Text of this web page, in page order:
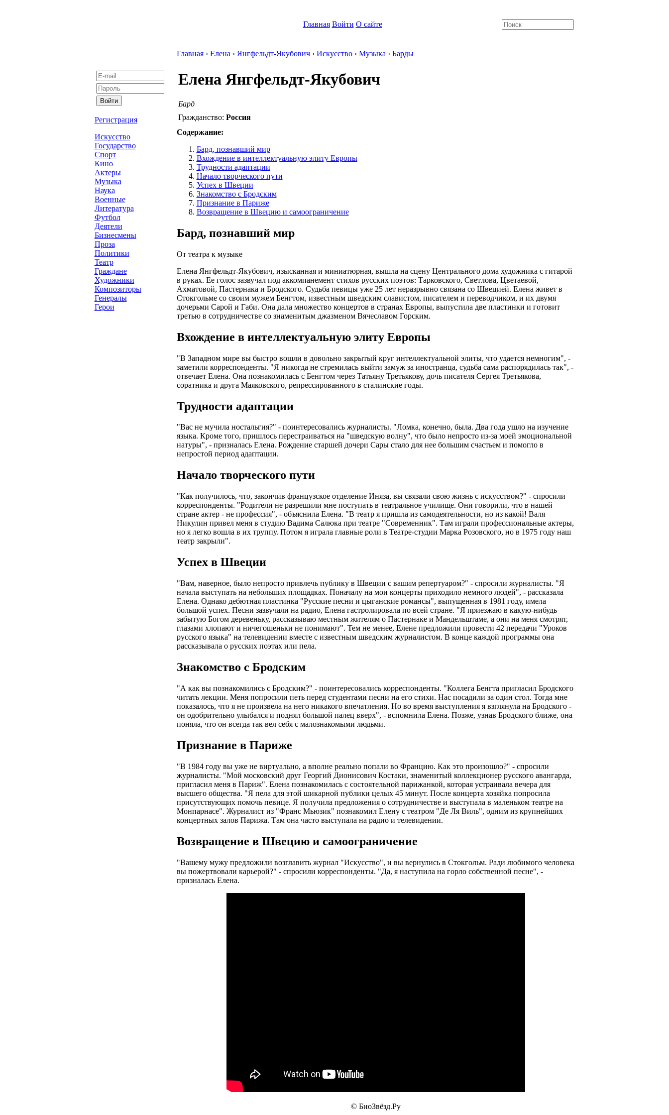
Главная Войти О сайте
Регистрация
Искусство
Государство
Спорт
Кино
Актеры
Музыка
Наука
Военные
Литература
Футбол
Деятели
Бизнесмены
Проза
Политики
Театр
Граждане
Художники
Композиторы
Генералы
Герои
Главная› Елена › Янгфельдт-Якубович› Искусство› Музыка › Барды
Елена Янгфельдт-Якубович
Бард
Гражданство: Россия
Содержание:
Бард, познавший мир
Вхождение в интеллектуальную элиту Европы
Трудности адаптации
Начало творческого пути
Успех в Швеции
Знакомство с Бродским
Признание в Париже
Возвращение в Швецию и самоограничение
Бард, познавший мир
От театра к музыке
Елена Янгфельдт-Якубович, изысканная и миниатюрная, вышла на сцену Центрального дома художника с гитарой
в руках. Ее голос зазвучал под аккомпанемент стихов русских поэтов: Тарковского, Светлова, Цветаевой,
Ахматовой, Пастернака и Бродского. Судьба певицы уже 25 лет неразрывно связана со Швецией. Елена живет в
Стокгольме со своим мужем Бенгтом, известным шведским славистом, писателем и переводчиком, и их двумя
дочерьми Сарой и Габи. Она дала множество концертов в странах Европы, выпустила две пластинки и готовит
третью в сотрудничестве со знаменитым джазменом Вячеславом Горским.
Вхождение в интеллектуальную элиту Европы
"В Западном мире вы быстро вошли в довольно закрытый круг интеллектуальной элиты, что удается немногим", -
заметили корреспонденты. "Я никогда не стремилась выйти замуж за иностранца, судьба сама распорядилась так", -
отвечает Елена. Она познакомилась с Бенгтом через Татьяну Третьякову, дочь писателя Сергея Третьякова,
соратника и друга Маяковского, репрессированного в сталинские годы.
Трудности адаптации
"Вас не мучила ностальгия?" - поинтересовались журналисты. "Ломка, конечно, была. Два года ушло на изучение
языка. Кроме того, пришлось перестраиваться на "шведскую волну", что было непросто из-за моей эмоциональной
натуры", - призналась Елена. Рождение старшей дочери Сары стало для нее большим счастьем и помогло в
непростой период адаптации.
Начало творческого пути
"Как получилось, что, закончив французское отделение Иняза, вы связали свою жизнь с искусством?" - спросили
корреспонденты. "Родители не разрешили мне поступать в театральное училище. Они говорили, что в нашей
стране актер - не профессия", - объяснила Елена. "В театр я пришла из самодеятельности, но из какой! Валя
Никулин привел меня в студию Вадима Салюка при театре "Современник". Там играли профессиональные актеры,
но я легко вошла в их труппу. Потом я играла главные роли в Театре-студии Марка Розовского, но в 1975 году наш
театр закрыли".
Успех в Швеции
"Вам, наверное, было непросто привлечь публику в Швеции с вашим репертуаром?" - спросили журналисты. "Я
начала выступать на небольших площадках. Поначалу на мои концерты приходило немного людей", - рассказала
Елена. Однако дебютная пластинка "Русские песни и цыганские романсы", выпущенная в 1981 году, имела
большой успех. Песни зазвучали на радио, Елена гастролировала по всей стране. "Я приезжаю в какую-нибудь
забытую Богом деревеньку, рассказываю местным жителям о Пастернаке и Мандельштаме, а они на меня смотрят,
глазами хлопают и ничегошеньки не понимают". Тем не менее, Елене предложили провести 42 передачи "Уроков
русского языка" на телевидении вместе с известным шведским журналистом. В конце каждой программы она
рассказывала о русских поэтах или пела.
Знакомство с Бродским
"А как вы познакомились с Бродским?" - поинтересовались корреспонденты. "Коллега Бенгта пригласил Бродского
читать лекции. Меня попросили петь перед студентами песни на его стихи. Нас посадили за один стол. Тогда мне
показалось, что я не произвела на него никакого впечатления. Но во время выступления я взглянула на Бродского -
он одобрительно улыбался и поднял большой палец вверх", - вспомнила Елена. Позже, узнав Бродского ближе, она
поняла, что он всегда так вел себя с малознакомыми людьми.
Признание в Париже
"В 1984 году вы уже не виртуально, а вполне реально попали во Францию. Как это произошло?" - спросили
журналисты. "Мой московский друг Георгий Дионисович Костаки, знаменитый коллекционер русского авангарда,
пригласил меня в Париж". Елена познакомилась с состоятельной парижанкой, которая устраивала вечера для
высшего общества. "Я пела для этой шикарной публики целых 45 минут. После концерта хозяйка попросила
присутствующих помочь певице. Я получила предложения о сотрудничестве и выступала в маленьком театре на
Монпарнасе". Журналист из "Франс Мьюзик" познакомил Елену с театром "Де Ля Виль", одним из крупнейших
концертных залов Парижа. Там она часто выступала на радио и телевидении.
Возвращение в Швецию и самоограничение
"Вашему мужу предложили возглавить журнал "Искусство", и вы вернулись в Стокгольм. Ради любимого человека
вы пожертвовали карьерой?" - спросили корреспонденты. "Да, я наступила на горло собственной песне", -
призналась Елена.
© БиоЗвёзд.Ру